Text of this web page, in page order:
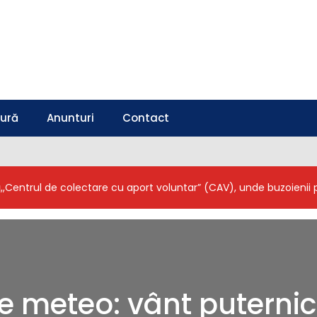
Anunturi Contact
de colectare cu aport voluntar” (CAV), unde buzoienii
meteo: vânt